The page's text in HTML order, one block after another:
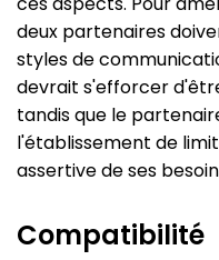
deux partenaires
styles de
devrait s'efforcer
tandis que le
l'établissement de
assertive de ses
Compatibilité